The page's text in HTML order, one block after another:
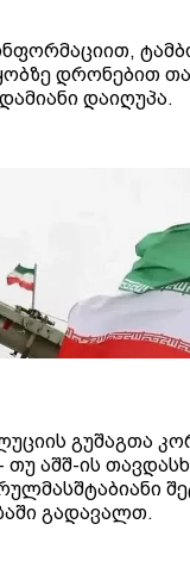
დრონებით
დაიღუპა.
გუშაგთა
აშშ-ის
გადავალთ.